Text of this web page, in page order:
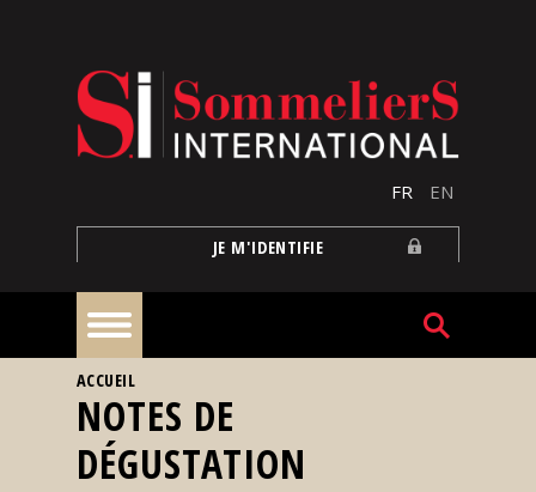
FR EN
JE M'IDENTIFIE
À
la
une
VOUS ÊTES ICI
ACCUEIL
NOTES DE
DÉGUSTATION